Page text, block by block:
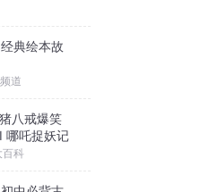
经典绘本故
道
八戒爆笑
哪吒捉妖记
百科